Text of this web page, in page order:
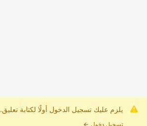
يلزم عليك تسجيل الدخول أولًا لكتابة تعليق.
تسجيل دخول ←